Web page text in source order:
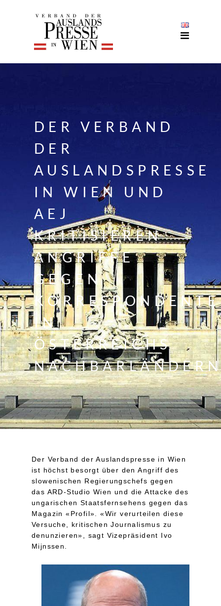
DER VERBAND
DER
AUSLANDSPRESSE
IN WIEN UND
AEJ
KRITISIEREN
ANGRIFFE
GEGEN
IN
ÖSTERREICHS
Der Verband der Auslandspresse in Wien
ist höchst besorgt über den Angriff des
slowenischen Regierungschefs gegen
das ARD-Studio Wien und die Attacke des
ungarischen Staatsfernsehens gegen das
Magazin «Profil». «Wir verurteilen diese
Versuche, kritischen Journalismus zu
denunzieren», sagt Vizepräsident Ivo
Mijnssen.